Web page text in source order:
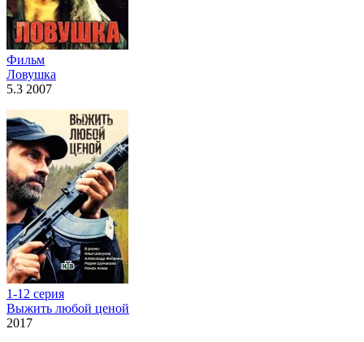
Фильм
Ловушка
5.3 2007
1-12 серия
Выжить любой ценой
2017